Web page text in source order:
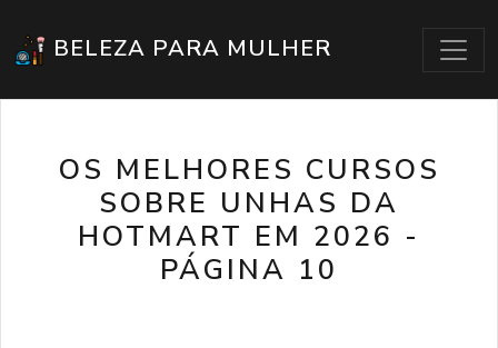
BELEZA PARA MULHER
OS MELHORES CURSOS
SOBRE UNHAS DA
HOTMART EM 2026 -
PÁGINA 10